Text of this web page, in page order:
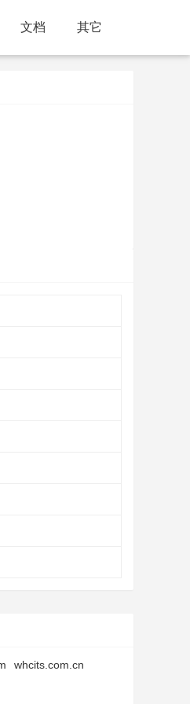
文档 其它
whcits.com.cn